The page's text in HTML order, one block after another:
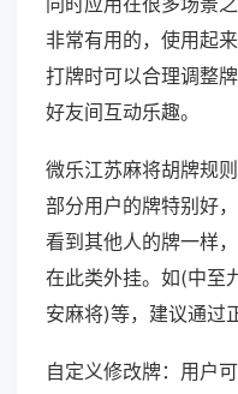
非常有用的，使用起
打牌时可以合理调整
好友间互动乐趣。
微乐江苏麻将胡牌规
部分用户的牌特别好
看到其他人的牌一样
在此类外挂。如(中至
安麻将)等，建议通过
自定义修改牌：用户